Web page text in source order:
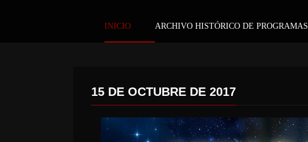
INICIO ARCHIVO HISTÓRICO DE PROGRAMAS
15 DE OCTUBRE DE 2017